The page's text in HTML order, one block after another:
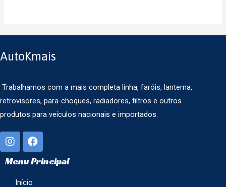
AutoKmais
Trabalhamos com a mais completa linha, faróis, lanterna,
retrovisores, para-choques, radiadores, filtros e outros
produtos para veículos nacionais e importados.
Menu Principal
Início